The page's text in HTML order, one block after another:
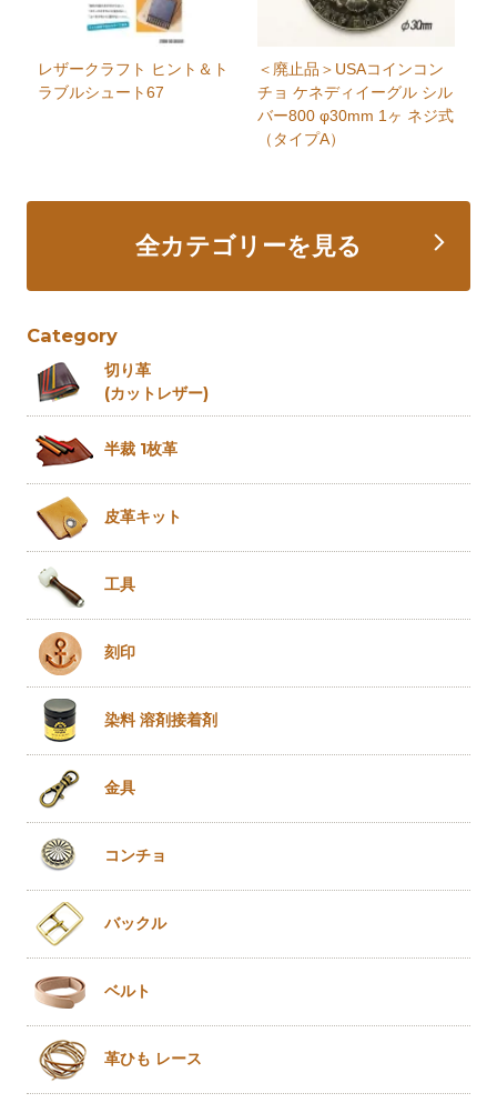
レザークラフト ヒント＆ト
ラブルシュート67
＜廃止品＞USAコインコン
チョ ケネディイーグル シル
バー800 φ30mm 1ヶ ネジ式
（タイプA）
全カテゴリーを見る
Category
切り革
(カットレザー)
半裁 1枚革
皮革キット
工具
刻印
染料 溶剤接着剤
金具
コンチョ
バックル
ベルト
革ひも レース